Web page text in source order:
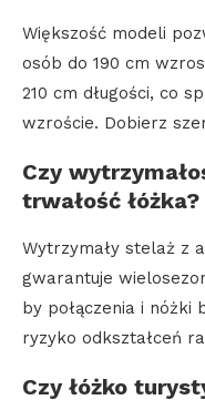
Większość modeli
osób do 190 cm
210 cm długości, co
wzroście. Dobierz
Czy
trwałość łóżka?
Wytrzymały stelaż z
gwarantuje
by połączenia i nóżki
ryzyko odkształceń
Czy łóżko